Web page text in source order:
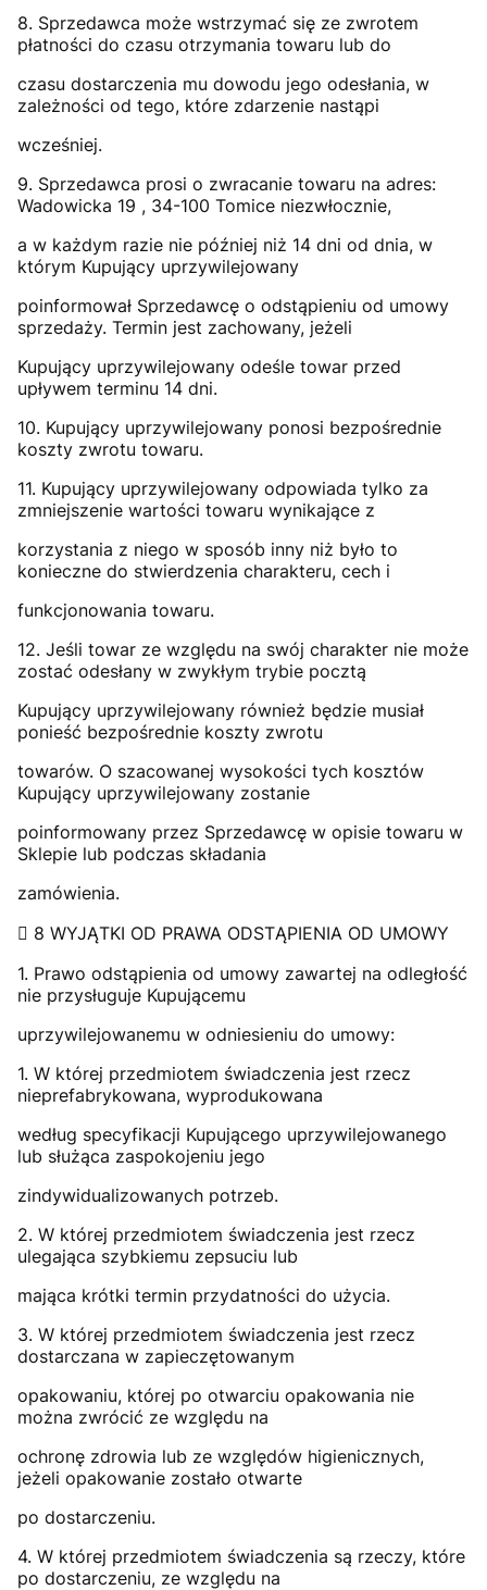
8. Sprzedawca może wstrzymać się ze zwrotem
płatności do czasu otrzymania towaru lub do
czasu dostarczenia mu dowodu jego odesłania, w
zależności od tego, które zdarzenie nastąpi
wcześniej.
9. Sprzedawca prosi o zwracanie towaru na adres:
Wadowicka 19 , 34-100 Tomice niezwłocznie,
a w każdym razie nie później niż 14 dni od dnia, w
którym Kupujący uprzywilejowany
poinformował Sprzedawcę o odstąpieniu od umowy
sprzedaży. Termin jest zachowany, jeżeli
Kupujący uprzywilejowany odeśle towar przed
upływem terminu 14 dni.
10. Kupujący uprzywilejowany ponosi bezpośrednie
koszty zwrotu towaru.
11. Kupujący uprzywilejowany odpowiada tylko za
zmniejszenie wartości towaru wynikające z
korzystania z niego w sposób inny niż było to
konieczne do stwierdzenia charakteru, cech i
funkcjonowania towaru.
12. Jeśli towar ze względu na swój charakter nie może
zostać odesłany w zwykłym trybie pocztą
Kupujący uprzywilejowany również będzie musiał
ponieść bezpośrednie koszty zwrotu
towarów. O szacowanej wysokości tych kosztów
Kupujący uprzywilejowany zostanie
poinformowany przez Sprzedawcę w opisie towaru w
Sklepie lub podczas składania
zamówienia.
 8 WYJĄTKI OD PRAWA ODSTĄPIENIA OD UMOWY
1. Prawo odstąpienia od umowy zawartej na odległość
nie przysługuje Kupującemu
uprzywilejowanemu w odniesieniu do umowy:
1. W której przedmiotem świadczenia jest rzecz
nieprefabrykowana, wyprodukowana
według specyfikacji Kupującego uprzywilejowanego
lub służąca zaspokojeniu jego
zindywidualizowanych potrzeb.
2. W której przedmiotem świadczenia jest rzecz
ulegająca szybkiemu zepsuciu lub
mająca krótki termin przydatności do użycia.
3. W której przedmiotem świadczenia jest rzecz
dostarczana w zapieczętowanym
opakowaniu, której po otwarciu opakowania nie
można zwrócić ze względu na
ochronę zdrowia lub ze względów higienicznych,
jeżeli opakowanie zostało otwarte
po dostarczeniu.
4. W której przedmiotem świadczenia są rzeczy, które
po dostarczeniu, ze względu na